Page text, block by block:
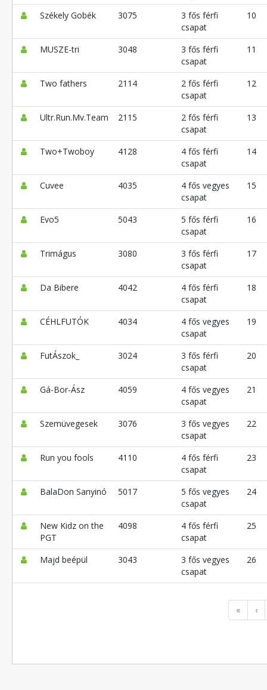
Székely Gobék 3075
3 fős férfi
csapat
10
MUSZE-tri 3048
3 fős férfi
csapat
11
Two fathers 2114
2 fős férfi
csapat
12
Ultr.Run.Mv.Team 2115
2 fős férfi
csapat
13
Two+Twoboy 4128
4 fős férfi
csapat
14
Cuvee 4035
4 fős vegyes
csapat
15
Evo5 5043
5 fős férfi
csapat
16
Trimágus 3080
3 fős férfi
csapat
17
Da Bibere 4042
4 fős férfi
csapat
18
CÉHLFUTÓK 4034
4 fős vegyes
csapat
19
FutÁszok_ 3024
3 fős férfi
csapat
20
Gá-Bor-Ász 4059
4 fős vegyes
csapat
21
Szemüvegesek 3076
3 fős vegyes
csapat
22
Run you fools 4110
4 fős férfi
csapat
23
BalaDon Sanyinó 5017
5 fős vegyes
csapat
24
New Kidz on the
PGT
4098
4 fős férfi
csapat
25
Majd beépül 3043
3 fős vegyes
csapat
26
« ‹